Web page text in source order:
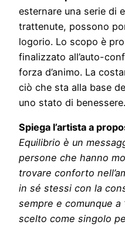
esternare una serie di
trattenute, possono
logorio. Lo scopo è
finalizzato all’auto-
forza d’animo. La
ciò che sta alla base
uno stato di benessere.
Spiega l’artista a
Equilibrio è un
persone che hanno
trovare conforto
in sé stessi con la
sempre e comunque a
scelto come singolo